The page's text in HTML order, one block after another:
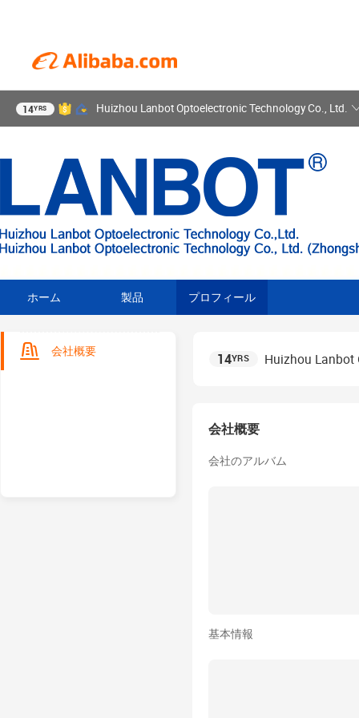
14YRS Huizhou Lanbot Optoelectronic Technology Co., Ltd.
ホーム 製品 プロフィール
会社概要 14YRS Huizhou Lanbot
会社概要
会社のアルバム
基本情報